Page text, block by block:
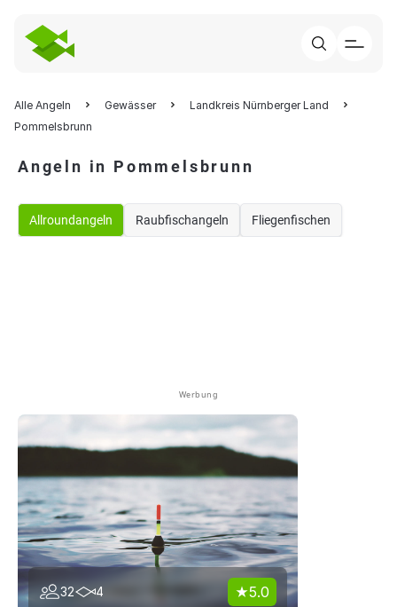
Alle Angeln Gewässer
Landkreis Nürnberger Land
Pommelsbrunn
Angeln in Pommelsbrunn
Allroundangeln Raubfischangeln Fliegenfischen
Werbung
32 4 5.0